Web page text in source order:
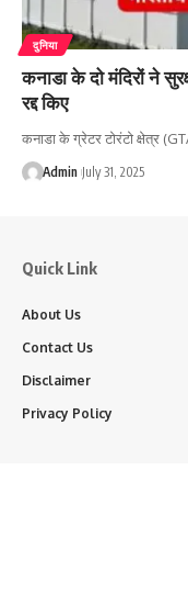
दुनिया
कनाडा के दो मंदिरों ने
रद्द किए
कनाडा के ग्रेटर टोरंटो क्षेत्र
Admin July 31, 2025
Quick Link
About Us
Contact Us
Disclaimer
Privacy Policy